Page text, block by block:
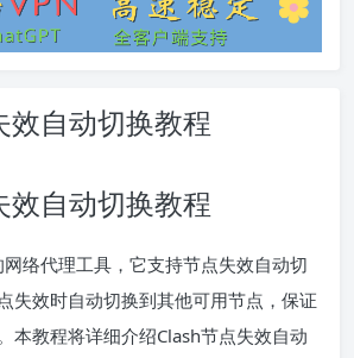
效自动切换教程
效自动切换教程
络代理工具，它支持节点失效自动切
失效时自动切换到其他可用节点，保证
本教程将详细介绍Clash节点失效自动